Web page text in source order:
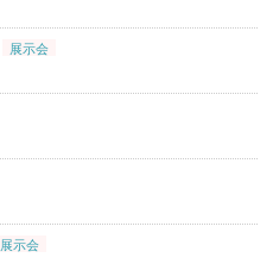
展示会
展示会